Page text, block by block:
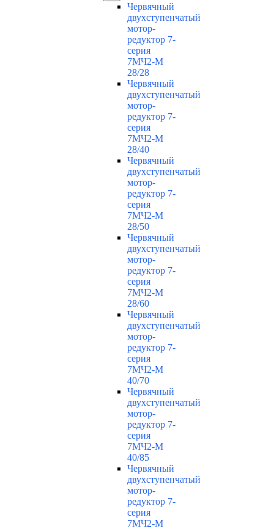
Червячный
двухступенчатый
мотор-
редуктор 7-
серия
7МЧ2-М
28/28
Червячный
двухступенчатый
мотор-
редуктор 7-
серия
7МЧ2-М
28/40
Червячный
двухступенчатый
мотор-
редуктор 7-
серия
7МЧ2-М
28/50
Червячный
двухступенчатый
мотор-
редуктор 7-
серия
7МЧ2-М
28/60
Червячный
двухступенчатый
мотор-
редуктор 7-
серия
7МЧ2-М
40/70
Червячный
двухступенчатый
мотор-
редуктор 7-
серия
7МЧ2-М
40/85
Червячный
двухступенчатый
мотор-
редуктор 7-
серия
7МЧ2-М